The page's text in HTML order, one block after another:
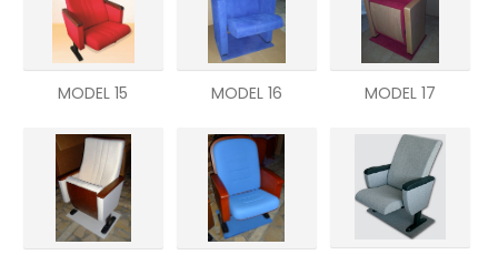
MODEL 15 MODEL 16 MODEL 17